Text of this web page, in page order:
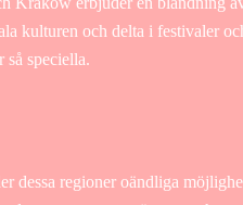
kulturen och delta i festivaler
så speciella.
dessa regioner oändliga